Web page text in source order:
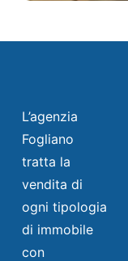
L’agenzia
Fogliano
tratta la
vendita di
ogni tipologia
di immobile
con